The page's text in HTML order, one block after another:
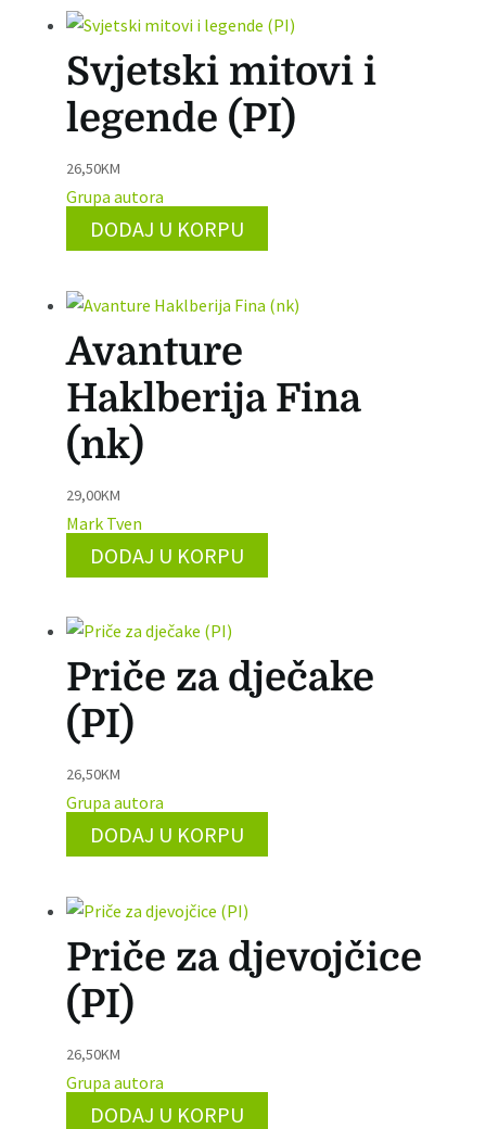
Svjetski mitovi i
legende (PI)
26,50KM
Grupa autora
DODAJ U KORPU
Avanture
Haklberija Fina
(nk)
29,00KM
Mark Tven
DODAJ U KORPU
Priče za dječake
(PI)
26,50KM
Grupa autora
DODAJ U KORPU
Priče za djevojčice
(PI)
26,50KM
Grupa autora
DODAJ U KORPU